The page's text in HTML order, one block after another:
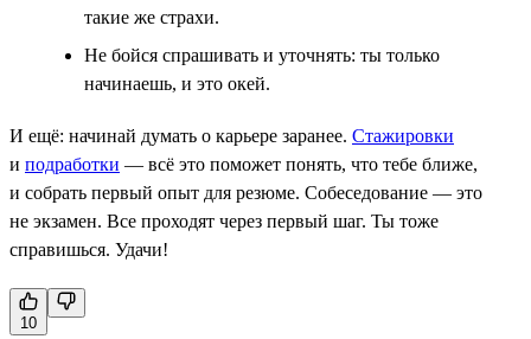
такие же страхи.
Не бойся спрашивать и уточнять: ты только
начинаешь, и это окей.
И ещё: начинай думать о карьере заранее. Стажировки
и подработки — всё это поможет понять, что тебе ближе,
и собрать первый опыт для резюме. Собеседование — это
не экзамен. Все проходят через первый шаг. Ты тоже
справишься. Удачи!
10